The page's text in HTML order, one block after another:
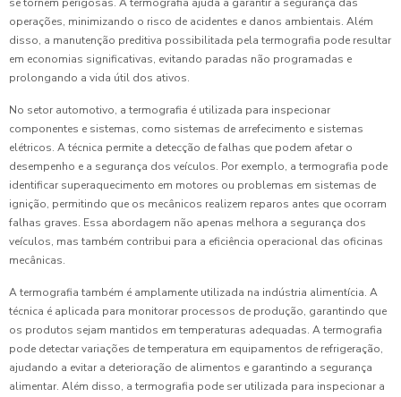
se tornem perigosas. A termografia ajuda a garantir a segurança das
operações, minimizando o risco de acidentes e danos ambientais. Além
disso, a manutenção preditiva possibilitada pela termografia pode resultar
em economias significativas, evitando paradas não programadas e
prolongando a vida útil dos ativos.
No setor automotivo, a termografia é utilizada para inspecionar
componentes e sistemas, como sistemas de arrefecimento e sistemas
elétricos. A técnica permite a detecção de falhas que podem afetar o
desempenho e a segurança dos veículos. Por exemplo, a termografia pode
identificar superaquecimento em motores ou problemas em sistemas de
ignição, permitindo que os mecânicos realizem reparos antes que ocorram
falhas graves. Essa abordagem não apenas melhora a segurança dos
veículos, mas também contribui para a eficiência operacional das oficinas
mecânicas.
A termografia também é amplamente utilizada na indústria alimentícia. A
técnica é aplicada para monitorar processos de produção, garantindo que
os produtos sejam mantidos em temperaturas adequadas. A termografia
pode detectar variações de temperatura em equipamentos de refrigeração,
ajudando a evitar a deterioração de alimentos e garantindo a segurança
alimentar. Além disso, a termografia pode ser utilizada para inspecionar a